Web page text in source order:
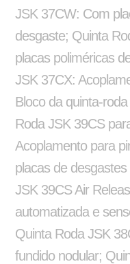
Corte
Barra de Travamento
JSK 37CW: Com
desgaste; Quinta
placas poliméricas
JSK 37CX:
Bloco da quinta-
Roda JSK 39CS
Acoplamento para
placas de
JSK 39CS Air
automatizada e
Quinta Roda JSK
fundido nodular;